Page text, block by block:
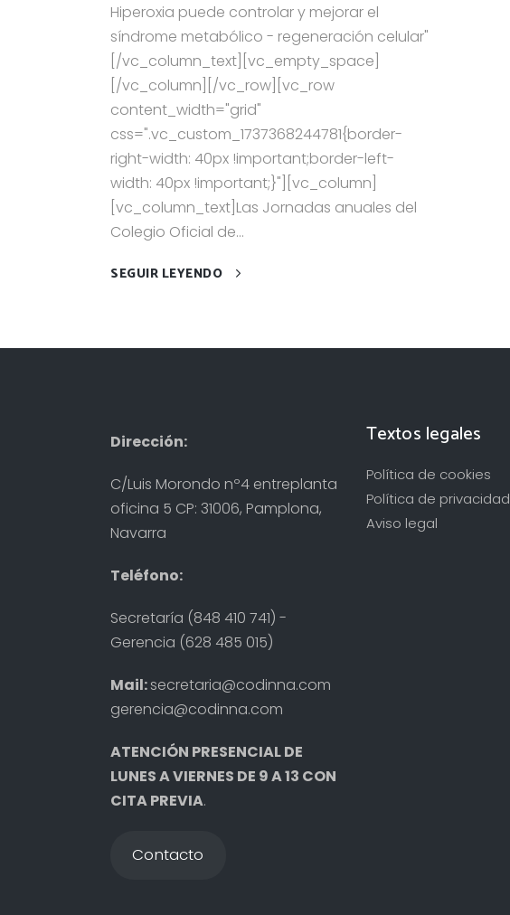
Hiperoxia puede controlar y mejorar el
síndrome metabólico - regeneración celular"
[/vc_column_text][vc_empty_space]
[/vc_column][/vc_row][vc_row
content_width="grid"
css=".vc_custom_1737368244781{border-
right-width: 40px !important;border-left-
width: 40px !important;}"][vc_column]
[vc_column_text]Las Jornadas anuales del
Colegio Oficial de...
SEGUIR LEYENDO
Dirección:
C/Luis Morondo nº4 entreplanta
oficina 5 CP: 31006, Pamplona,
Navarra
Teléfono:
Secretaría (848 410 741) -
Gerencia (628 485 015)
Mail:secretaria@codinna.com
gerencia@codinna.com
ATENCIÓN PRESENCIAL DE
LUNES A VIERNES DE 9 A 13 CON
CITA PREVIA.
Contacto
Textos legales
Política de cookies
Política de privacidad
Aviso legal